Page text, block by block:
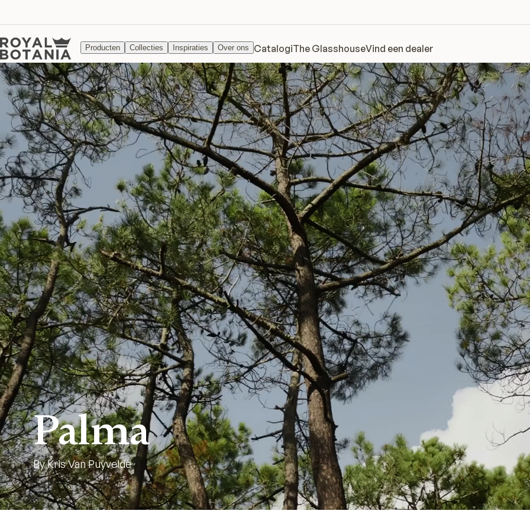
Producten Collecties Inspiraties Over ons CatalogiThe GlasshouseVind een dealer
Palma
By Kris Van Puyvelde